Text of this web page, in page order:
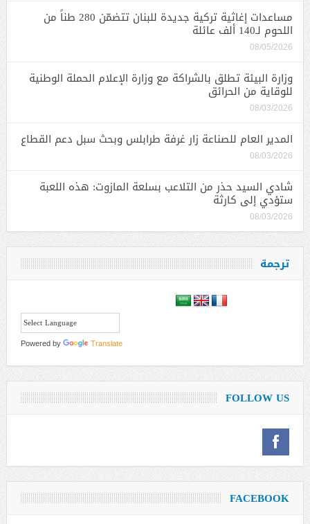
مساعدات إغاثية تركية جديدة للبنان تتضمّن 280 طناً من
اللحوم لـ140 ألف عائلة
08/05/2026
وزارة البيئة تطلق بالشراكة مع وزارة الإعلام الحملة الوطنية
للوقاية من الحرائق
08/03/2026
المدير العام للصناعة زار غرفة طرابلس وبحث سبل دعم القطاع
08/03/2026
شادي السيد حذر من التلاعب بسلعة المازوت: هذه اللعبة
ستؤدي إلى كارثة
08/03/2026
ترجمة
Powered by Translate
FOLLOW US
FACEBOOK